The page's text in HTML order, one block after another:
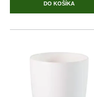
DO KOŠÍKA